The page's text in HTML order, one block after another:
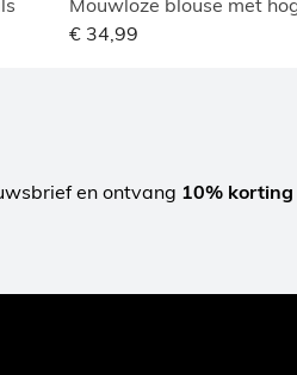
Mouwloze blouse met
€ 34,99
en ontvang 10% korting